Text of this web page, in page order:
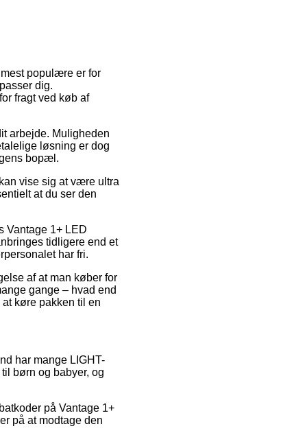
populære er for
dig.
fragt ved køb af
arbejde. Muligheden
løsning er dog
bopæl.
vise sig at være ultra
at du ser den
Vantage 1+ LED
tidligere end et
har fri.
af at man køber for
gange – hvad end
køre pakken til en
har mange LIGHT-
børn og babyer, og
på Vantage 1+
på at modtage den